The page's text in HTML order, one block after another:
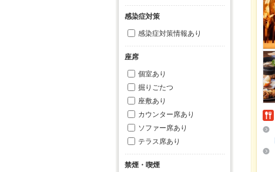
感染症対策
感染症対策情報あり
座席
個室あり
掘りごたつ
座敷あり
カウンター席あり
ソファー席あり
テラス席あり
禁煙・喫煙